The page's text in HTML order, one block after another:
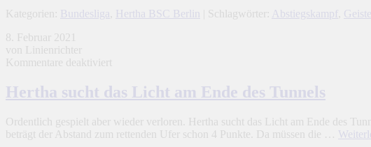
Stuttgart
Kategorien:
Bundesliga Hertha BSC Berlin | Schlagwörter: Abstiegskampf
8. Februar 2021
von Linienrichter
Kommentare deaktiviert
sucht
das
am
Ende
Hertha sucht das Licht am Ende des Tunnels
Ordentlich gespielt aber wieder verloren. Hertha sucht das Licht am Ende des
beträgt der Abstand zum rettenden Ufer schon 4 Punkte. Da müssen die …